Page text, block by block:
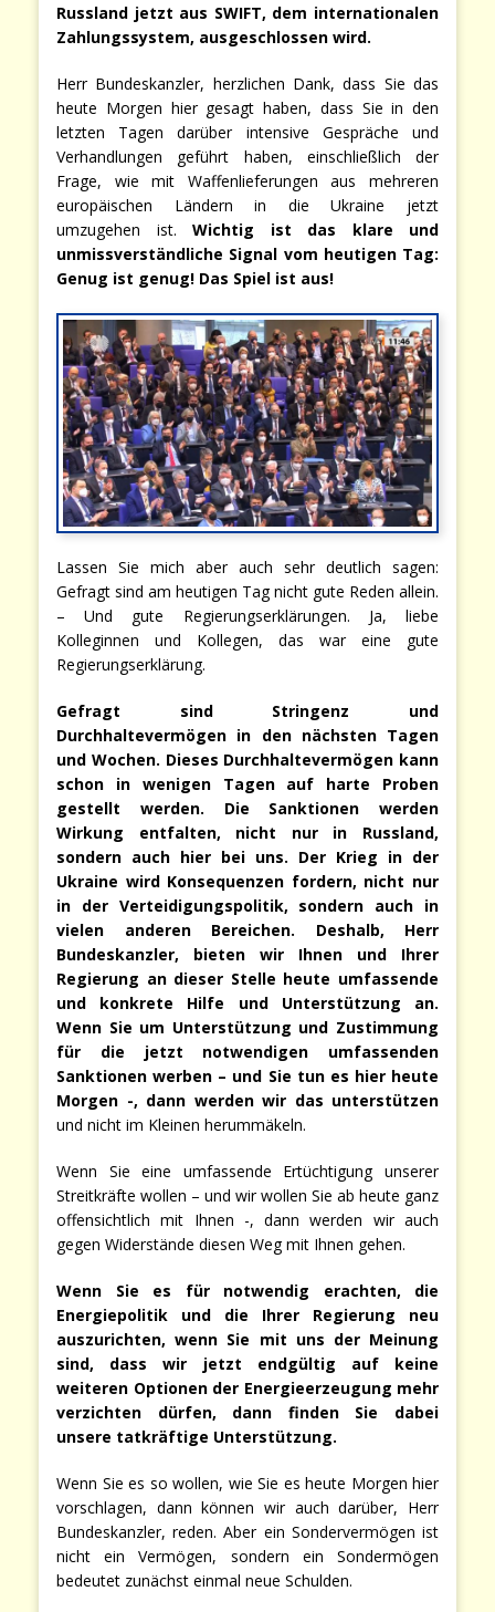
Russland jetzt aus SWIFT, dem internationalen
Zahlungssystem, ausgeschlossen wird.
Herr Bundeskanzler, herzlichen Dank, dass Sie das
heute Morgen hier gesagt haben, dass Sie in den
letzten Tagen darüber intensive Gespräche und
Verhandlungen geführt haben, einschließlich der
Frage, wie mit Waffenlieferungen aus mehreren
europäischen Ländern in die Ukraine jetzt
umzugehen ist. Wichtig ist das klare und
unmissverständliche Signal vom heutigen Tag:
Genug ist genug! Das Spiel ist aus!
Lassen Sie mich aber auch sehr deutlich sagen:
Gefragt sind am heutigen Tag nicht gute Reden allein.
– Und gute Regierungserklärungen. Ja, liebe
Kolleginnen und Kollegen, das war eine gute
Regierungserklärung.
Gefragt sind Stringenz und
Durchhaltevermögen in den nächsten Tagen
und Wochen. Dieses Durchhaltevermögen kann
schon in wenigen Tagen auf harte Proben
gestellt werden. Die Sanktionen werden
Wirkung entfalten, nicht nur in Russland,
sondern auch hier bei uns. Der Krieg in der
Ukraine wird Konsequenzen fordern, nicht nur
in der Verteidigungspolitik, sondern auch in
vielen anderen Bereichen. Deshalb, Herr
Bundeskanzler, bieten wir Ihnen und Ihrer
Regierung an dieser Stelle heute umfassende
und konkrete Hilfe und Unterstützung an.
Wenn Sie um Unterstützung und Zustimmung
für die jetzt notwendigen umfassenden
Sanktionen werben – und Sie tun es hier heute
Morgen -, dann werden wir das unterstützen
und nicht im Kleinen herummäkeln.
Wenn Sie eine umfassende Ertüchtigung unserer
Streitkräfte wollen – und wir wollen Sie ab heute ganz
offensichtlich mit Ihnen -, dann werden wir auch
gegen Widerstände diesen Weg mit Ihnen gehen.
Wenn Sie es für notwendig erachten, die
Energiepolitik und die Ihrer Regierung neu
auszurichten, wenn Sie mit uns der Meinung
sind, dass wir jetzt endgültig auf keine
weiteren Optionen der Energieerzeugung mehr
verzichten dürfen, dann finden Sie dabei
unsere tatkräftige Unterstützung.
Wenn Sie es so wollen, wie Sie es heute Morgen hier
vorschlagen, dann können wir auch darüber, Herr
Bundeskanzler, reden. Aber ein Sondervermögen ist
nicht ein Vermögen, sondern ein Sondermögen
bedeutet zunächst einmal neue Schulden.